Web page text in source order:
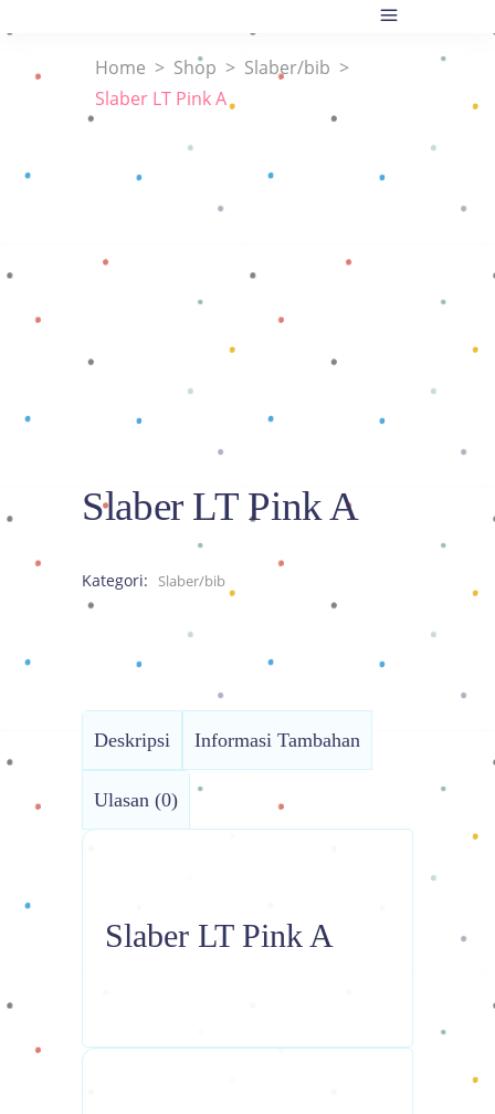
Home > Shop > Slaber/bib >
Slaber LT Pink A
Slaber LT Pink A
Kategori: Slaber/bib
Deskripsi Informasi Tambahan
Ulasan (0)
Slaber LT Pink A